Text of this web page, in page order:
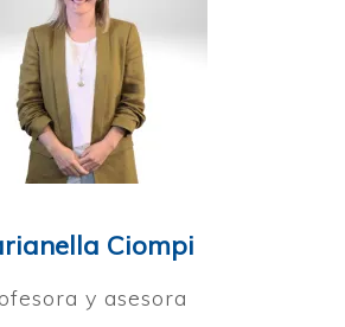
Ciompi
y asesora